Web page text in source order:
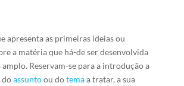
apresenta as primeiras ideias ou
a matéria que há-de ser desenvolvida
Reservam-se para a introdução a
assuntoou dotemaa tratar, a sua